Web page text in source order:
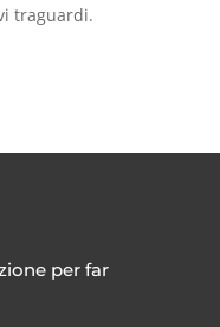
traguardi.
per far